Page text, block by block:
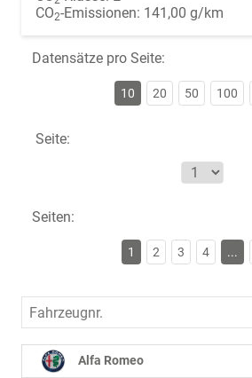
CO2-Emissionen: 141,00 g/km
Datensätze pro Seite:
10 20 50 100
Seite:
Seiten:
1 2 3 4 ...
Fahrzeugnr.
Alfa Romeo